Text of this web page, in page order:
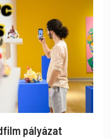
pályázat